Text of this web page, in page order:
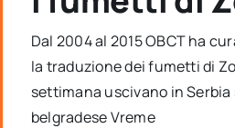
Dal 2004 al 2015 OBCT ha
la traduzione dei fumetti di
settimana uscivano in
belgradese Vreme